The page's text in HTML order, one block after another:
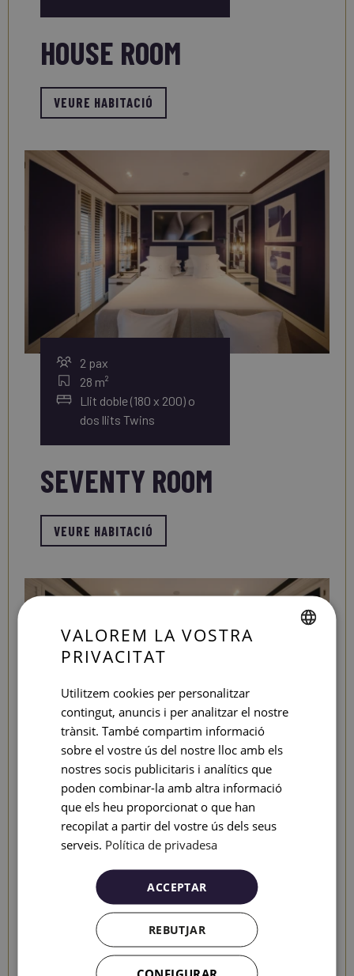
HOUSE ROOM
VEURE HABITACIÓ
2 pax
28 m²
Llit doble (180 x 200) o
dos llits Twins
SEVENTY ROOM
VEURE HABITACIÓ
2 pax
28 m²
Llit doble King-Size o dos
llits individuals
PATIO VISTES
VEURE HABITACIÓ
CATALAN
FRENCH
ITALIAN
VALOREM LA VOSTRA
PRIVACITAT
Utilitzem cookies per personalitzar
contingut, anuncis i per analitzar el nostre
trànsit. També compartim informació
sobre el vostre ús del nostre lloc amb els
nostres socis publicitaris i analítics que
poden combinar-la amb altra informació
que els heu proporcionat o que han
recopilat a partir del vostre ús dels seus
serveis. Política de privadesa
ACCEPTAR
REBUTJAR
CONFIGURAR